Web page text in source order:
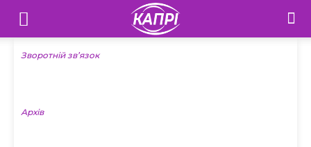
Телебачення
«Капрі»
Новини
Зворотній зв’язок
Архів